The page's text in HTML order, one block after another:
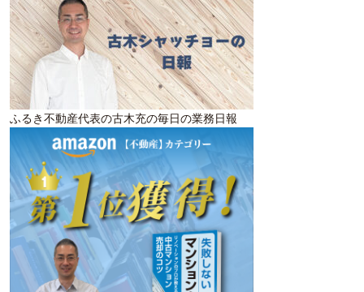
ふるき不動産代表の古木充の毎日の業務日報